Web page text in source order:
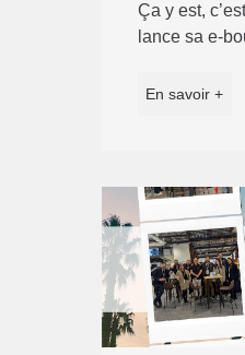
Ça y est,
lance sa e-
En savoir +